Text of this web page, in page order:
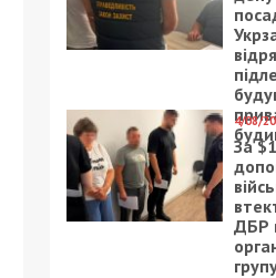
4/08/
За
ДБР